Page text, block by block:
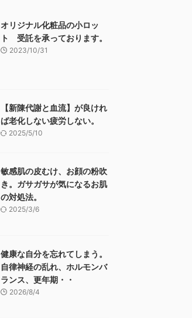
オリジナル化粧品の小ロッ
ト 受託を承っております。
2023/10/31
【新陳代謝と血流】が良けれ
ば老化しない疲労しない。
2025/5/10
敏感肌の皮むけ、お顔の粉吹
き。ガサガサが気になるお肌
の対処法。
2025/3/6
健康な自分を忘れてしまう。
自律神経の乱れ、ホルモンバ
ランス、更年期・・
2026/8/4